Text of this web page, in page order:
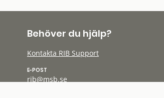
Behöver du hjälp?
Kontakta RIB Support
E-POST
rib@msb.se